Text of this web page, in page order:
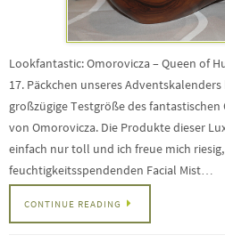
Lookfantastic: Omorovicza – Queen of
17. Päckchen unseres
großzügige Testgröße des fantastischen
von Omorovicza. Die Produkte dieser
einfach nur toll und ich freue mich
feuchtigkeitsspendenden Facial Mist…
CONTINUE READING